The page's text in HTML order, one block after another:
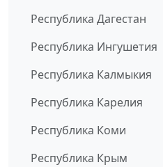
Республика Дагестан
Республика Ингушетия
Республика Калмыкия
Республика Карелия
Республика Коми
Республика Крым